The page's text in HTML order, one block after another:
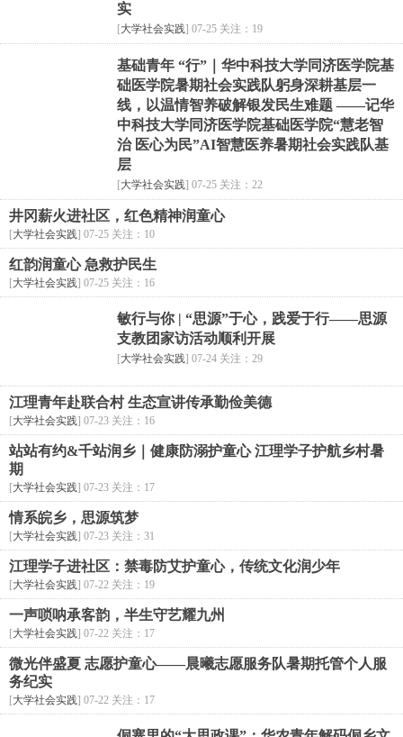
实
[大学社会实践] 07-25 关注：19
基础青年 “行”｜华中科技大学同济医学院基
础医学院暑期社会实践队躬身深耕基层一
线，以温情智养破解银发民生难题 ——记华
中科技大学同济医学院基础医学院“慧老智
治 医心为民”AI智慧医养暑期社会实践队基
层
[大学社会实践] 07-25 关注：22
井冈薪火进社区，红色精神润童心
[大学社会实践] 07-25 关注：10
红韵润童心 急救护民生
[大学社会实践] 07-25 关注：16
敏行与你 | “思源”于心，践爱于行——思源
支教团家访活动顺利开展
[大学社会实践] 07-24 关注：29
江理青年赴联合村 生态宣讲传承勤俭美德
[大学社会实践] 07-23 关注：16
站站有约&千站润乡｜健康防溺护童心 江理学子护航乡村暑
期
[大学社会实践] 07-23 关注：17
情系皖乡，思源筑梦
[大学社会实践] 07-23 关注：31
江理学子进社区：禁毒防艾护童心，传统文化润少年
[大学社会实践] 07-22 关注：19
一声唢呐承客韵，半生守艺耀九州
[大学社会实践] 07-22 关注：17
微光伴盛夏 志愿护童心——晨曦志愿服务队暑期托管个人服
务纪实
[大学社会实践] 07-22 关注：17